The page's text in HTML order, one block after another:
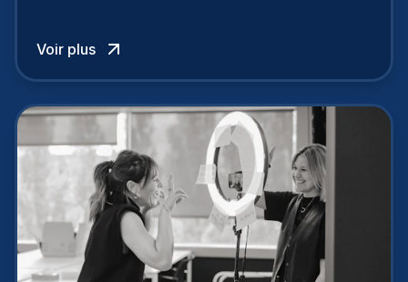
employeur solide et positive sont évidentes, ce
travail, pour qu’il soit réussi, ne peut se faire en
mettre en œuvre un certain nombre d’actions.
Voir plus